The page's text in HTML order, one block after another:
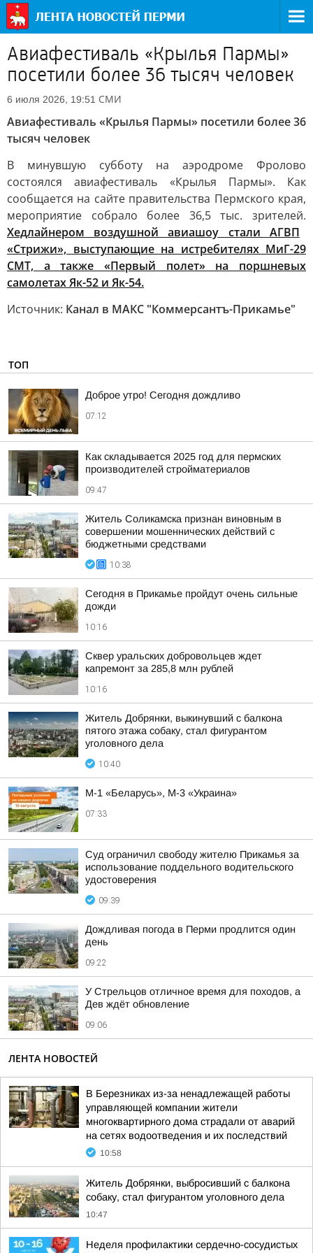
Авиафестиваль «Крылья Пармы»
посетили более 36 тысяч человек
6 июля 2026, 19:51 СМИ
Авиафестиваль «Крылья Пармы» посетили более 36
тысяч человек
В минувшую субботу на аэродроме Фролово
состоялся авиафестиваль «Крылья Пармы». Как
сообщается на сайте правительства Пермского края,
мероприятие собрало более 36,5 тыс. зрителей.
Хедлайнером воздушной авиашоу стали АГВП
«Стрижи», выступающие на истребителях МиГ-29
СМТ, а также «Первый полет» на поршневых
самолетах Як-52 и Як-54.
Источник: Канал в МАКС "Коммерсантъ-Прикамье"
ТОП
Доброе утро! Сегодня дождливо
07:12
Как складывается 2025 год для пермских
производителей стройматериалов
09:47
Житель Соликамска признан виновным в
совершении мошеннических действий с
бюджетными средствами
10:38
Сегодня в Прикамье пройдут очень сильные
дожди
10:16
Сквер уральских добровольцев ждет
капремонт за 285,8 млн рублей
10:16
Житель Добрянки, выкинувший с балкона
пятого этажа собаку, стал фигурантом
уголовного дела
10:40
М-1 «Беларусь», М-3 «Украина»
07:33
Суд ограничил свободу жителю Прикамья за
использование поддельного водительского
удостоверения
09:39
Дождливая погода в Перми продлится один
день
09:22
У Стрельцов отличное время для походов, а
Дев ждёт обновление
09:06
ЛЕНТА НОВОСТЕЙ
В Березниках из-за ненадлежащей работы
управляющей компании жители
многоквартирного дома страдали от аварий
на сетях водоотведения и их последствий
10:58
Житель Добрянки, выбросивший с балкона
собаку, стал фигурантом уголовного дела
10:47
Неделя профилактики сердечно-сосудистых